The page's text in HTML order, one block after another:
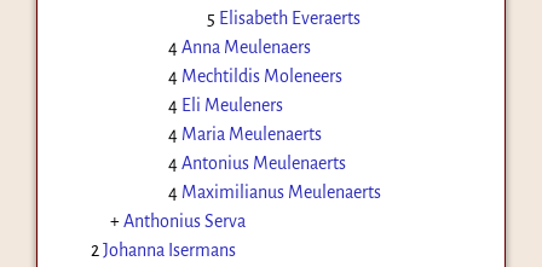
5 Elisabeth Everaerts
4Anna Meulenaers
4 Mechtildis Moleneers
4 Eli Meuleners
4 Maria Meulenaerts
4Antonius Meulenaerts
4 Maximilianus Meulenaerts
+Anthonius Serva
2 Johanna Isermans